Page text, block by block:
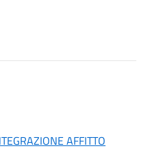
AFFITTO